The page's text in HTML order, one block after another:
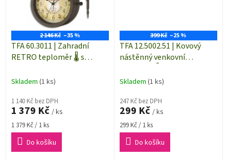
2 146 Kč –35 %
TFA 60.3011 | Zahradní
RETRO teploměr 🌡️ s
Skladem (1 ks)
1 140 Kč bez DPH
1 379 Kč / ks
Měrná
cena:
1 379 Kč / 1 ks
Do košíku
399 Kč –25 %
TFA 12.5002.51 | Kovový
nástěnný venkovní
starožitná měď | VINTAGE
Skladem (1 ks)
247 Kč bez DPH
299 Kč / ks
Měrná
cena:
299 Kč / 1 ks
Do košíku